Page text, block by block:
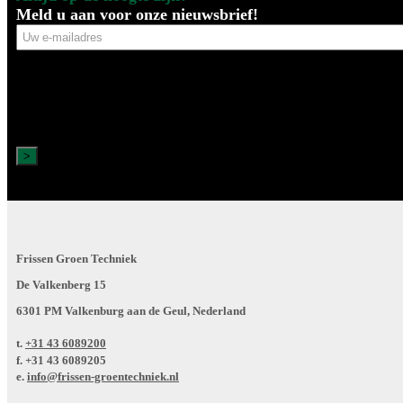
Meld u aan voor onze nieuwsbrief!
Uw
e-
Frissen Groen Techniek
De Valkenberg 15
6301 PM Valkenburg aan de Geul, Nederland
t. +31 43 6089200
f. +31 43 6089205
e. info@frissen-groentechniek.nl